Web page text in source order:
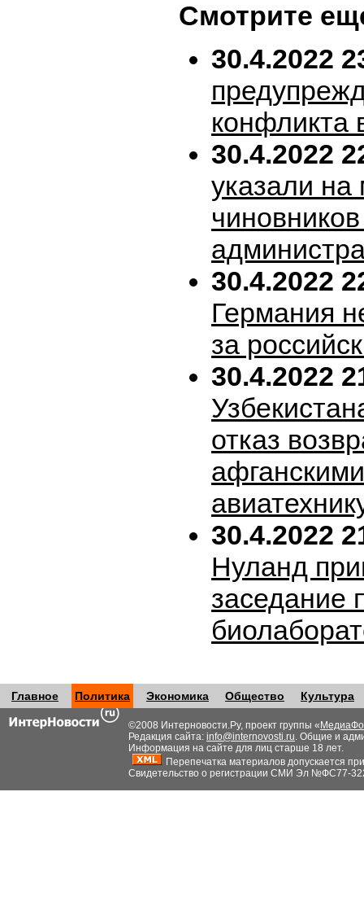
Смотрите
30.4.2022
конфликта
30.4.2022
указали на
30.4.2022
Германия
за
30.4.2022
отказ
30.4.2022
Нуланд
заседание
Главное Политика Экономика Общество Культура
©2008 Интерновости.Ру, проект группы «
Редакция сайта: info@internovosti.ru. Общие и
Информация на сайте для лиц старше 18 лет.
Перепечатка материалов допускается
Свидетельство о регистрации СМИ Эл №ФС77-